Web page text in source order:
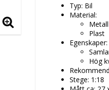
Typ: Bil
Material:
Metall
Plast
Egenskaper:
Hög
Stege: 1:18